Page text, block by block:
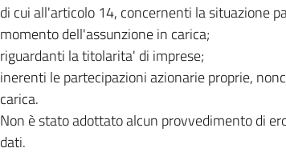
di cui all'articolo 14, concernenti la situazione
momento dell'assunzione in carica;
riguardanti la titolarita' di imprese;
inerenti le partecipazioni azionarie proprie,
carica.
Non è stato adottato alcun provvedimento di
dati.